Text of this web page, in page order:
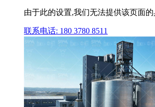
由于此的设置,我们无法提供该页面的
联系电话: 180 3780 8511